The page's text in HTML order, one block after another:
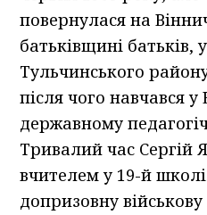
повернулася на
батьківщині батьків,
Тульчинського
після чого навчався
державному
Тривалий час Сергій
вчителем у 19-й
допризовну